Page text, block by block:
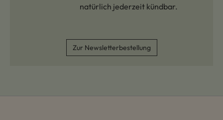
natürlich jederzeit kündbar.
Zur Newsletterbestellung